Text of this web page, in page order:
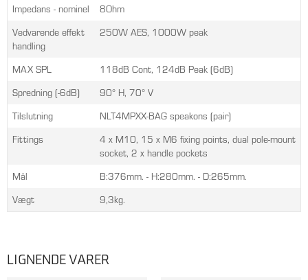
Impedans - nominel
8Ohm
Vedvarende effekt
handling
250W AES, 1000W peak
MAX SPL
118dB Cont, 124dB Peak (6dB)
Spredning (-6dB)
90° H, 70° V
Tilslutning
NLT4MPXX-BAG speakons (pair)
Fittings
4 x M10, 15 x M6 fixing points, dual pole-mount
socket, 2 x handle pockets
Mål
B:376mm. - H:280mm. - D:265mm.
Vægt
9,3kg.
LIGNENDE VARER